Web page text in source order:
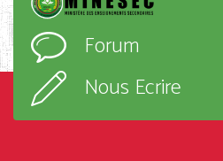
l’ordre
d’enseignement,
Forum
Nous Ecrire